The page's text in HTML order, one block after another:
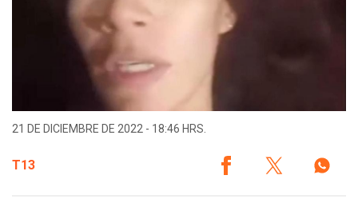
21 DE DICIEMBRE DE 2022 - 18:46 HRS.
T13